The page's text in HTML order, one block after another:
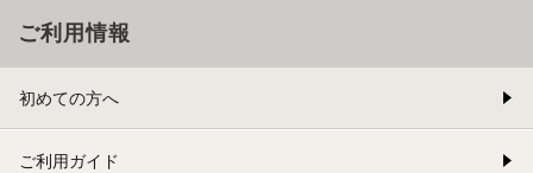
ご利用情報
初めての方へ
ご利用ガイド